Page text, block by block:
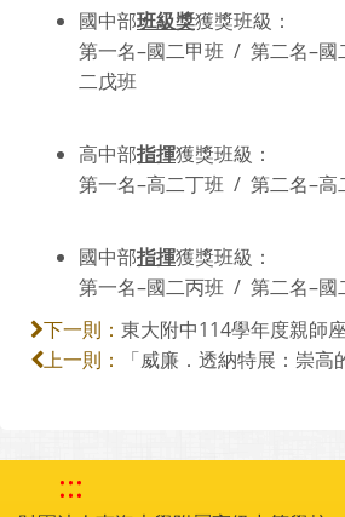
國中部班級獎獲獎班級：
第一名–國二甲班 / 第二名–
二戊班
高中部指揮獲獎班級：
第一名–高二丁班 / 第二名–高
國中部指揮獲獎班級：
第一名–國二丙班 / 第二名–國
下一則： 東大附中114學年度親師
上一則：
「威廉．透納特展：崇高
:::